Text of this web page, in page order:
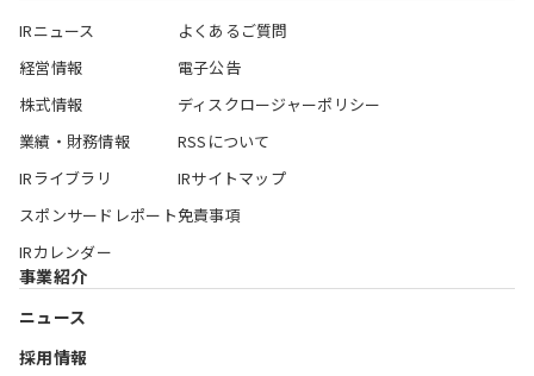
IRニュース
経営情報
株式情報
業績・財務情報
IRライブラリ
スポンサードレポート
IRカレンダー
よくあるご質問
電子公告
ディスクロージャーポリシー
RSSについて
IRサイトマップ
免責事項
事業紹介
ニュース
採用情報